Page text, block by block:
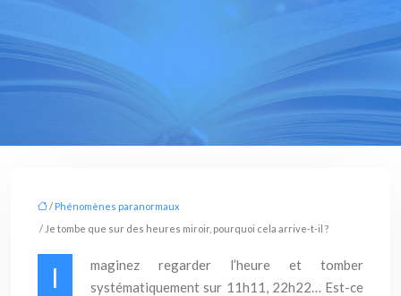
/ Phénomènes paranormaux
/ Je tombe que sur des heures miroir, pourquoi cela arrive-t-il ?
I
maginez regarder l’heure et tomber
systématiquement sur 11h11, 22h22… Est-ce